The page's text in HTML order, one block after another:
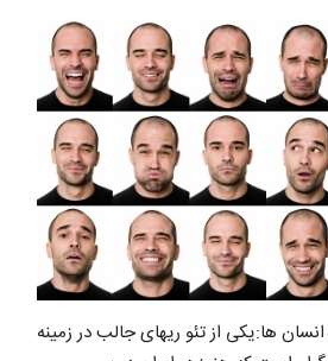
ها:یکی از تئو ریهای جالب در زمینه